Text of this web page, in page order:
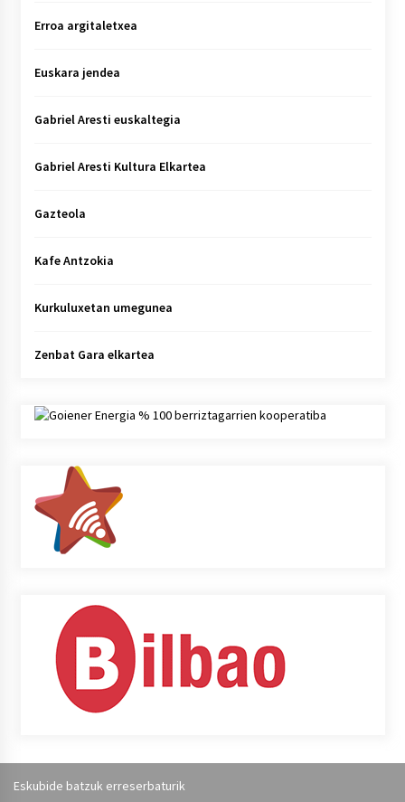
Erroa argitaletxea
Euskara jendea
Gabriel Aresti euskaltegia
Gabriel Aresti Kultura Elkartea
Gazteola
Kafe Antzokia
Kurkuluxetan umegunea
Zenbat Gara elkartea
Eskubide batzuk erreserbaturik